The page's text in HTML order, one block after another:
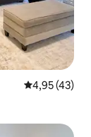
Просечна
4,95 (43)